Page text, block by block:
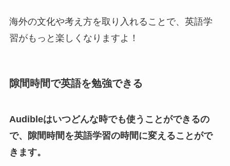
海外の文化や考え方を取り入れることで、英語学
習がもっと楽しくなりますよ！
隙間時間で英語を勉強できる
Audibleはいつどんな時でも使うことができるの
で、隙間時間を英語学習の時間に変えることがで
きます。